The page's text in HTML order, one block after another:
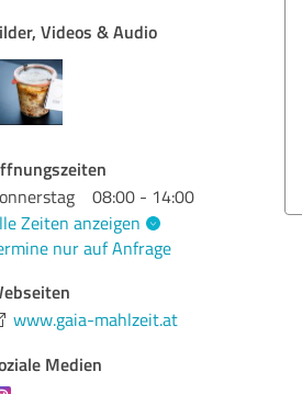
Videos & Audio
08:00 - 14:00
Zeiten anzeigen
nur auf Anfrage
www.gaia-mahlzeit.at
Medien